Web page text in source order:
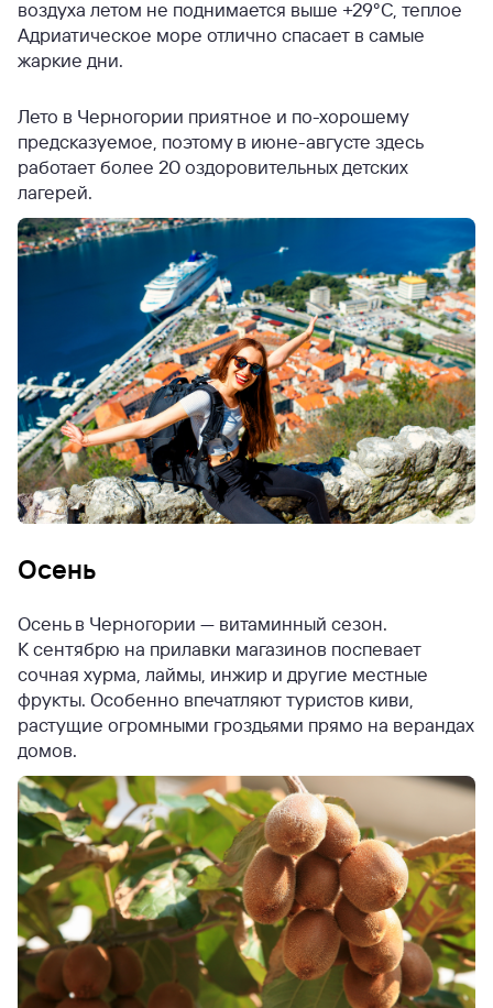
воздуха летом не поднимается выше +29°C, теплое
Адриатическое море отлично спасает в самые
жаркие дни.
Лето в Черногории приятное и по-хорошему
предсказуемое, поэтому в июне-августе здесь
работает более 20 оздоровительных детских
лагерей.
Осень
Осень в Черногории — витаминный сезон.
К сентябрю на прилавки магазинов поспевает
сочная хурма, лаймы, инжир и другие местные
фрукты. Особенно впечатляют туристов киви,
растущие огромными гроздьями прямо на верандах
домов.